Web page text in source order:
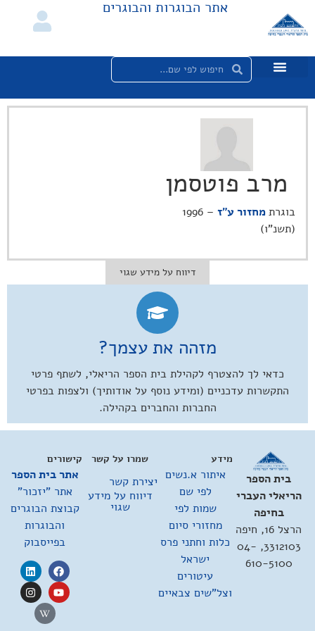
אתר הבוגרות והבוגרים
מרב פוטסמן
בוגרתמחזור ע"ז
– 1996
(תשנ"ו)
דיווח על מידע שגוי
מזהה את עצמך?
כדאי לך להצטרף לקהילת בית הספר הריאלי, לשתף פרטי
התקשרות עדכניים (ומידע נוסף על אודותיך) ולצפות בפרטי
החברות והחברים בקהילה.
בית הספר
הריאלי העברי
בחיפה
הרצל 16, חיפה
3312103, 04-
610-5100
מידע
איתור א.נשים
לפי שם
שמות לפי
מחזורי סיום
כלות וחתני פרס
ישראל
עיטורים
וצל"שים צבאיים
קישורים
אתר בית הספר
אתר "יזכור"
קבוצת הבוגרים
והבוגרות
בפייסבוק
שמרו על קשר
יצירת קשר
דיווח על מידע
שגוי